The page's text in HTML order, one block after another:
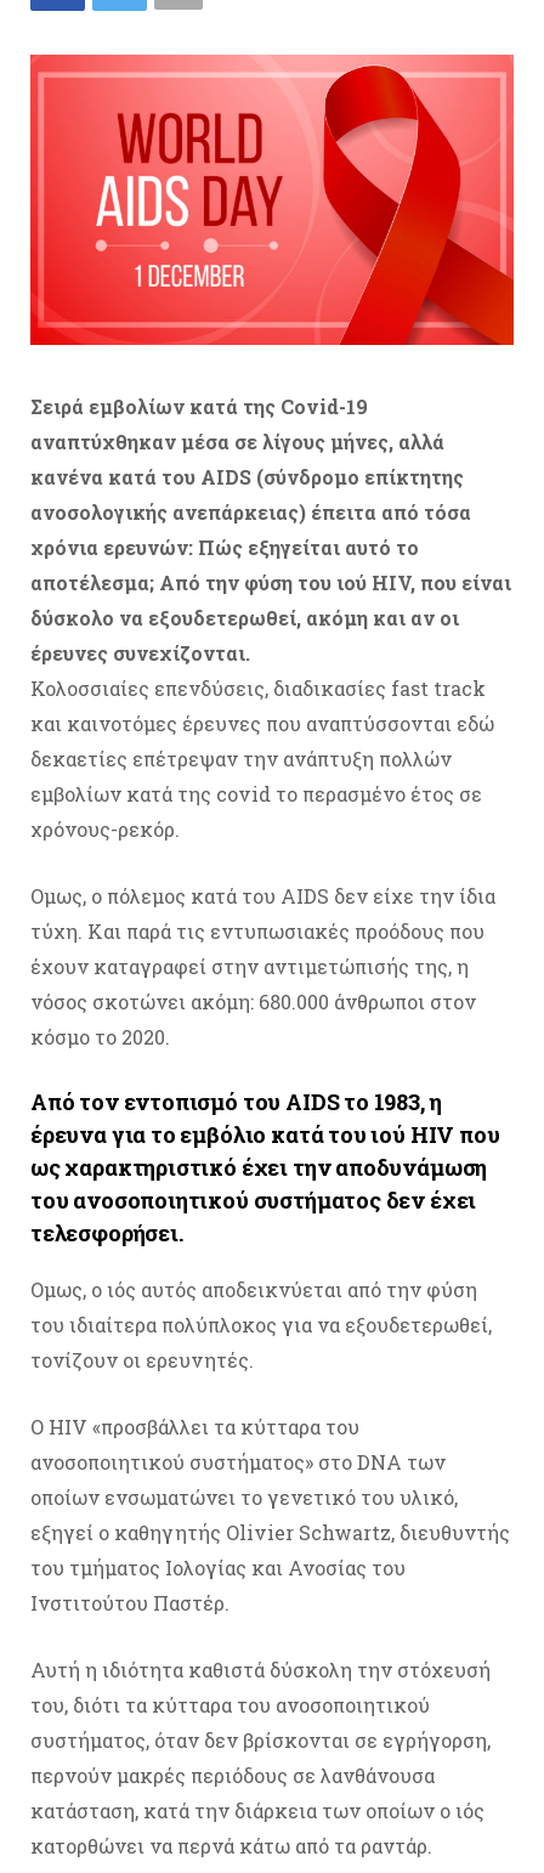
Σειρά εμβολίων κατά της Covid-19
αναπτύχθηκαν μέσα σε λίγους μήνες, αλλά
κανένα κατά του AIDS (σύνδρομο επίκτητης
ανοσολογικής ανεπάρκειας) έπειτα από τόσα
χρόνια ερευνών: Πώς εξηγείται αυτό το
αποτέλεσμα; Από την φύση του ιού HIV, που είναι
δύσκολο να εξουδετερωθεί, ακόμη και αν οι
έρευνες συνεχίζονται.
Κολοσσιαίες επενδύσεις, διαδικασίες fast track
και καινοτόμες έρευνες που αναπτύσσονται εδώ
δεκαετίες επέτρεψαν την ανάπτυξη πολλών
εμβολίων κατά της covid το περασμένο έτος σε
χρόνους-ρεκόρ.
Ομως, ο πόλεμος κατά του AIDS δεν είχε την ίδια
τύχη. Και παρά τις εντυπωσιακές προόδους που
έχουν καταγραφεί στην αντιμετώπισής της, η
νόσος σκοτώνει ακόμη: 680.000 άνθρωποι στον
κόσμο το 2020.
Από τον εντοπισμό του AIDS το 1983, η
έρευνα για το εμβόλιο κατά του ιού HIV που
ως χαρακτηριστικό έχει την αποδυνάμωση
του ανοσοποιητικού συστήματος δεν έχει
τελεσφορήσει.
Ομως, ο ιός αυτός αποδεικνύεται από την φύση
του ιδιαίτερα πολύπλοκος για να εξουδετερωθεί,
τονίζουν οι ερευνητές.
Ο HIV «προσβάλλει τα κύτταρα του
ανοσοποιητικού συστήματος» στο DNA των
οποίων ενσωματώνει το γενετικό του υλικό,
εξηγεί ο καθηγητής Olivier Schwartz, διευθυντής
του τμήματος Ιολογίας και Ανοσίας του
Ινστιτούτου Παστέρ.
Αυτή η ιδιότητα καθιστά δύσκολη την στόχευσή
του, διότι τα κύτταρα του ανοσοποιητικού
συστήματος, όταν δεν βρίσκονται σε εγρήγορση,
περνούν μακρές περιόδους σε λανθάνουσα
κατάσταση, κατά την διάρκεια των οποίων ο ιός
κατορθώνει να περνά κάτω από τα ραντάρ.